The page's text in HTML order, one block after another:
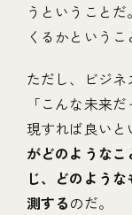
うということ
くるかというこ
ただし、ビジ
「こんな未来
現すれば良いと
がどのような
じ、どのよう
測するのだ。